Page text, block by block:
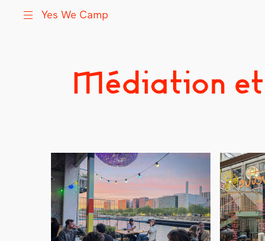
Utilisation inventive des espaces disponibles
Médiation et
Yes We Camp